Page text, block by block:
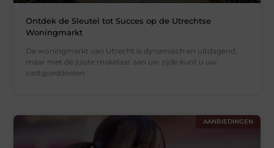
Ontdek de Sleutel tot Succes op de Utrechtse
Woningmarkt
De woningmarkt van Utrecht is dynamisch en uitdagend,
maar met de juiste makelaar aan uw zijde kunt u uw
vastgoeddoelen
AANBIEDINGEN